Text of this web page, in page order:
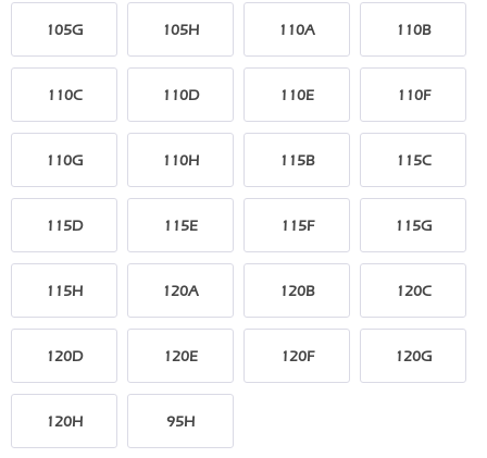
105G 105H 110A 110B
110C 110D 110E 110F
110G 110H 115B 115C
115D 115E 115F 115G
115H 120A 120B 120C
120D 120E 120F 120G
120H 95H